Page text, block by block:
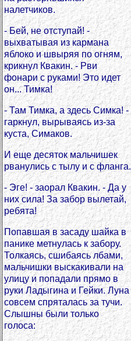
налетчиков.
- Бей, не отступай! -
выхватывая из кармана
яблоко и швыряя по огням,
крикнул Квакин. - Рви
фонари с руками! Это идет
он... Тимка!
- Там Тимка, а здесь Симка! -
гаркнул, вырываясь из-за
куста, Симаков.
И еще десяток мальчишек
рванулись с тылу и с фланга.
- Эге! - заорал Квакин. - Да у
них сила! За забор вылетай,
ребята!
Попавшая в засаду шайка в
панике метнулась к забору.
Толкаясь, сшибаясь лбами,
мальчишки выскакивали на
улицу и попадали прямо в
руки Ладыгина и Гейки. Луна
совсем спряталась за тучи.
Слышны были только
голоса: